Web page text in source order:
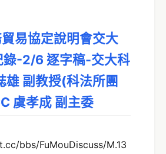
易協定說明會交大
錄-2/6 逐字稿-交大科
雄 副教授(科法所團
虞孝成 副主委
bbs/FuMouDiscuss/M.13